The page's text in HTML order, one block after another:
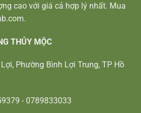
cao với giá cả hợp lý nhất. Mua
THỦY MỘC
Phường Bình Lợi Trung, TP Hồ
- 0789833033